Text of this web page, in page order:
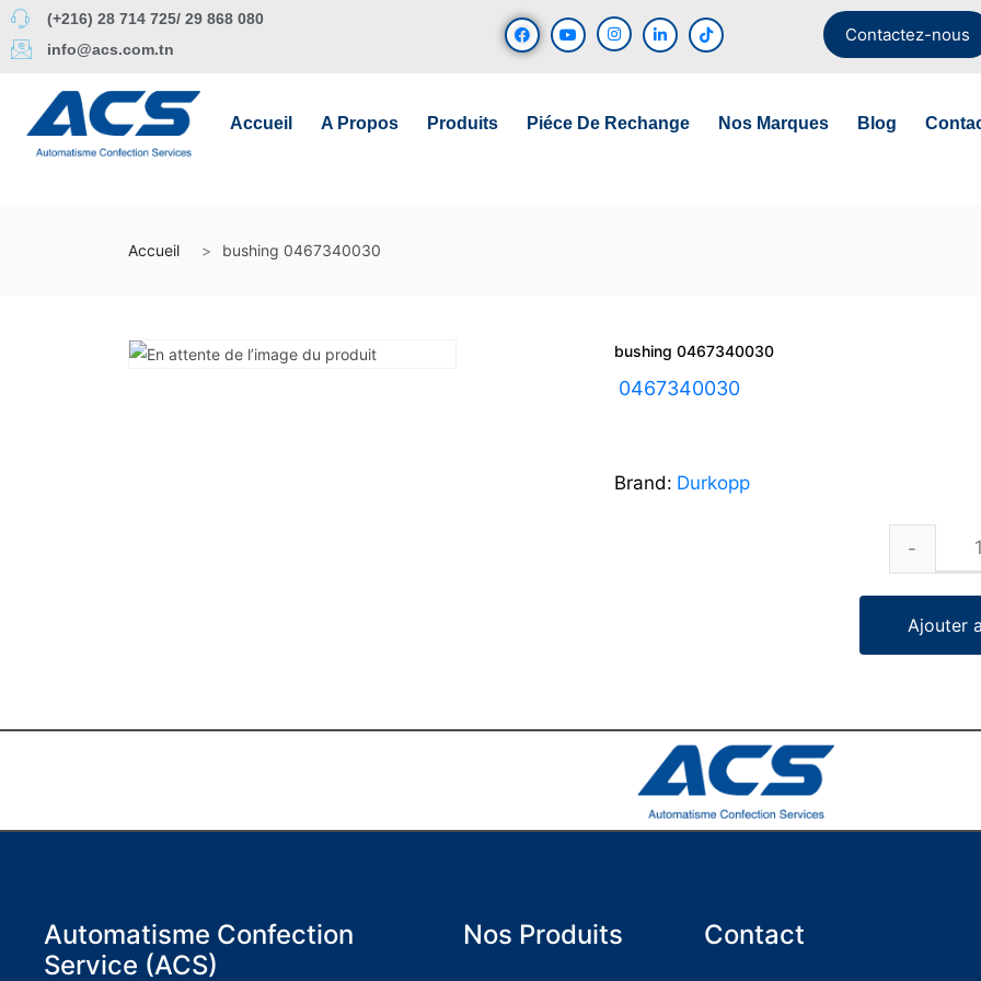
(+216) 28 714 725/ 29 868 080
info@acs.com.tn
Contactez-nous
Accueil A Propos Produits Piéce De Rechange Nos Marques Blog
Accueil bushing 0467340030
bushing 0467340030
0467340030
Brand: Durkopp
Ajouter
Automatisme Confection
Service (ACS)
Nos Produits Contact